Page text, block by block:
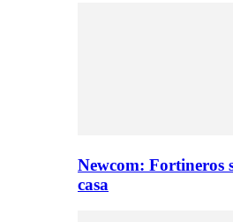
Newcom: Fortineros
casa